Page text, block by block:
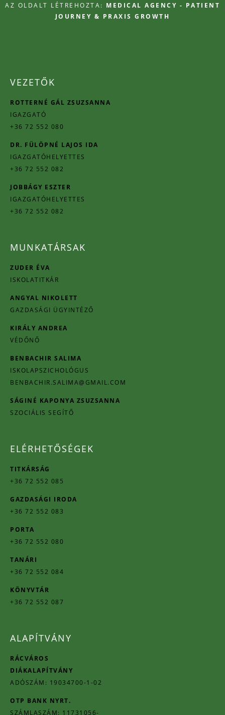
AZ OLDALT LÉTREHOZTA: MEDICAL AGENCY - PATIENT
JOURNEY & PRAXIS GROWTH
VEZETŐK
ROTTERNÉ GÁL ZSUZSANNA
IGAZGATÓ
+36 72 552 080
DR. FÜLÖPNÉ LAJOS IDA
IGAZGATÓHELYETTES
+36 72 552 082
JOBBÁGY ESZTER
IGAZGATÓHELYETTES
+36 72 552 082
MUNKATÁRSAK
ZUDER ÉVA
ISKOLATITKÁR
ANGYAL NIKOLETT
GAZDASÁGI ÜGYINTÉZŐ
KIRÁLY ANDREA
VÉDŐNŐ
BENBACHIR SALIMA
ISKOLAPSZICHOLÓGUS
BENBACHIR.SALIMA@GMAIL.COM
SÁGINÉ KAPONYA ZSUZSANNA
SZOCIÁLIS SEGÍTŐ
ELÉRHETŐSÉGEK
TITKÁRSÁG
+36 72 552 085
GAZDASÁGI IRODA
+36 72 552 083
PORTA
+36 72 552 080
TANÁRI
+36 72 552 084
KÖNYVTÁR
+36 72 552 087
ALAPÍTVÁNY
RÁCVÁROS
DIÁKALAPÍTVÁNY
ADÓSZÁM: 19034700-1-02
OTP BANK NYRT.
SZÁMLASZÁM: 11731056-